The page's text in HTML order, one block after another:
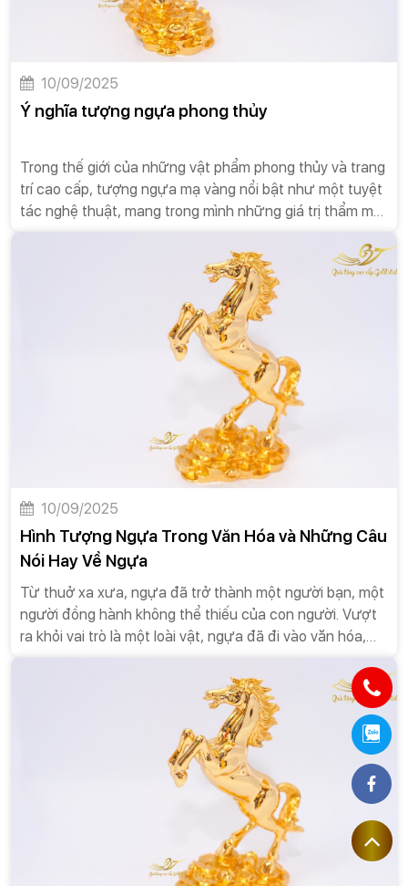
10/09/2025
Ý nghĩa tượng ngựa phong thủy
Trong thế giới của những vật phẩm phong thủy và trang
trí cao cấp, tượng ngựa mạ vàng nổi bật như một tuyệt
tác nghệ thuật, mang trong mình những giá trị thẩm mỹ
và ý nghĩa sâu sắc. Không chỉ là một món đồ trang trí
đơn thuần, tượng ngựa phong thủy còn là biểu tượng
của sự mạnh mẽ, quyền lực, may mắn và tài lộc, được
nhiều người thành công lựa chọn để đặt trong không
gian sống và làm việc. Bài luận này sẽ đi sâu vào phân
tích ý nghĩa của tượng ngựa phong thủy, từ nguồn gốc
văn hóa cho đến các giá trị mà nó mang lại trong đời
10/09/2025
Hình Tượng Ngựa Trong Văn Hóa và Những Câu
Nói Hay Về Ngựa
Từ thuở xa xưa, ngựa đã trở thành một người bạn, một
người đồng hành không thể thiếu của con người. Vượt
ra khỏi vai trò là một loài vật, ngựa đã đi vào văn hóa,
truyền thuyết và trở thành một biểu tượng đa chiều, đại
diện cho sức mạnh, tốc độ, lòng dũng cảm và sự trung
thành. Trong văn hóa của nhiều quốc gia, từ Đông sang
Tây, hình tượng ngựa luôn gắn liền với những câu
chuyện huyền thoại, những chiến công oai hùng, và
những triết lý sống sâu sắc. Không chỉ vậy, ngựa còn là
nguồn cảm hứng bất tận cho những vần thơ, câu nói,
tục ngữ, thể hiện sự kính trọng và tình cảm sâu sắc mà
con người dành cho loài vật này.